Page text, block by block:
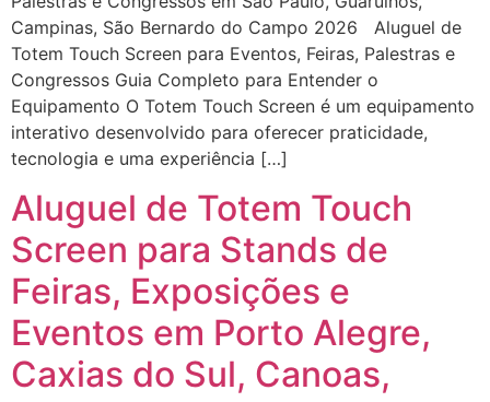
Campinas, São Bernardo do Campo 2026 Aluguel de
Totem Touch Screen para Eventos, Feiras, Palestras e
Congressos Guia Completo para Entender o
Equipamento O Totem Touch Screen é um equipamento
interativo desenvolvido para oferecer praticidade,
tecnologia e uma experiência […]
Aluguel de Totem Touch
Screen para Stands de
Feiras, Exposições e
Eventos em Porto Alegre,
Caxias do Sul, Canoas,